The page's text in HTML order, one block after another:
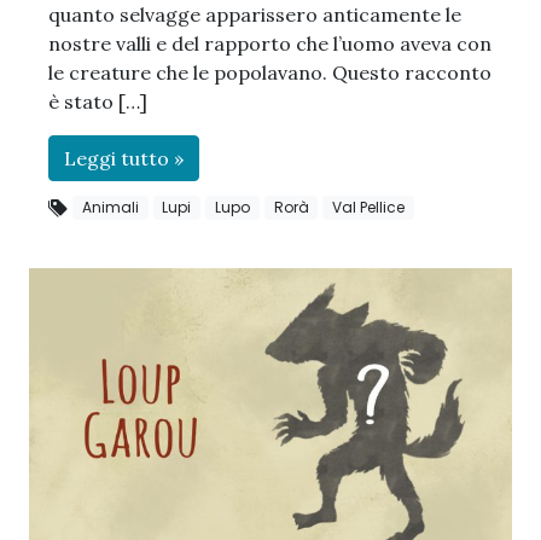
quanto selvagge apparissero anticamente le
nostre valli e del rapporto che l’uomo aveva con
le creature che le popolavano. Questo racconto
è stato […]
Leggi tutto »
Animali Lupi Lupo Rorà Val Pellice